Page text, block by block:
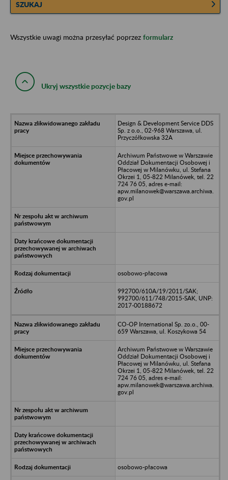
SZUKAJ
Wszystkie uwagi można przesyłać poprzez formularz
Ukryj wszystkie pozycje bazy
Design & Development Service DDS
Sp. z o.o., 02-968 Warszawa, ul.
Przyczółkowska 32A
Archiwum Państwowe w Warszawie
Oddział Dokumentacji Osobowej i
Płacowej w Milanówku, ul. Stefana
Okrzei 1, 05-822 Milanówek, tel. 22
724 76 05, adres e-mail:
apw.milanowek@warszawa.archiwa.
gov.pl
osobowo-płacowa
992700/610A/19/2011/SAK;
992700/611/748/2015-SAK, UNP:
2017-00188672
CO-OP International Sp. zo.o., 00-
659 Warszawa, ul. Koszykowa 54
Archiwum Państwowe w Warszawie
Oddział Dokumentacji Osobowej i
Płacowej w Milanówku, ul. Stefana
Okrzei 1, 05-822 Milanówek, tel. 22
724 76 05, adres e-mail:
apw.milanowek@warszawa.archiwa.
gov.pl
osobowo-płacowa